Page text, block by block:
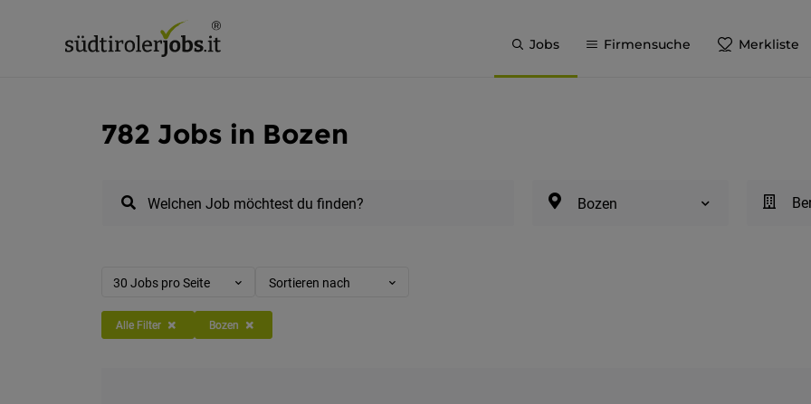
Jobs Firmensuche Merkliste
782 Jobs in Bozen
Welchen Job möchtest du finden? Bozen
30 Jobs pro Seite Sortieren nach
Alle Filter Bozen